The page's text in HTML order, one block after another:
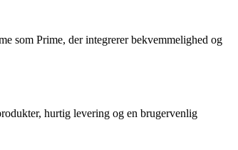
som Prime, der integrerer bekvemmelighed og
hurtig levering og en brugervenlig